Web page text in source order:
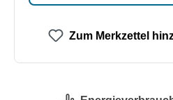
Zum Merkzettel